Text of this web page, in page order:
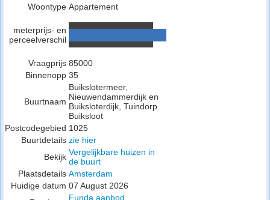
Woontype Appartement
meterprijs- en
perceelverschil
Vraagprijs 85000
Binnenopp 35
Buurtnaam
Buikslotermeer,
Nieuwendammerdijk en
Buiksloterdijk, Tuindorp
Buiksloot
Postcodegebied 1025
Buurtdetails zie hier
Bekijk Vergelijkbare huizen in
de buurt
Plaatsdetails Amsterdam
Huidige datum 07 August 2026
Funda aanbod